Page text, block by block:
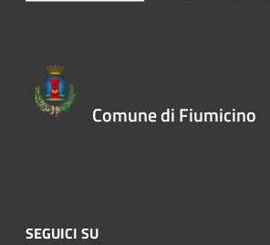
Comune di Fiumicino
SEGUICI SU